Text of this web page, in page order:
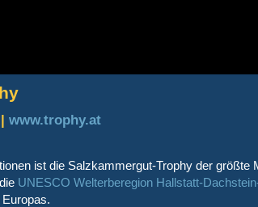
www.trophy.at
ist die Salzkammergut-Trophy der größte
UNESCO Welterberegion Hallstatt-